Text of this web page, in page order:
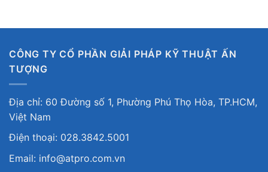
CÔNG TY CỔ PHẦN GIẢI PHÁP KỸ THUẬT ẤN
TƯỢNG
Địa chỉ: 60 Đường số 1, Phường Phú Thọ Hòa, TP.HCM,
Việt Nam
Điện thoại: 028.3842.5001
Email: info@atpro.com.vn